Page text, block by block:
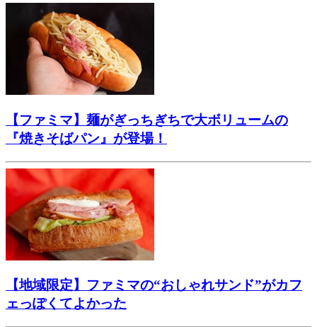
【ファミマ】麺がぎっちぎちで大ボリュームの
『焼きそばパン』が登場！
【地域限定】ファミマの“おしゃれサンド”がカフ
ェっぽくてよかった